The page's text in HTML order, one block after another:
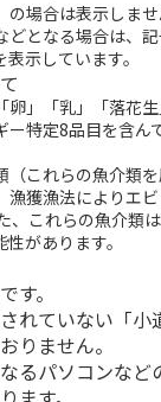
の場合は表示しま
どとなる場合は、
示しています。
卵」「乳」「落花
ー特定8品目を含ん
これらの魚介類
漁獲漁法によりエ
、これらの魚介類
があります。
す。
れていない「小
りません。
るパソコンなど